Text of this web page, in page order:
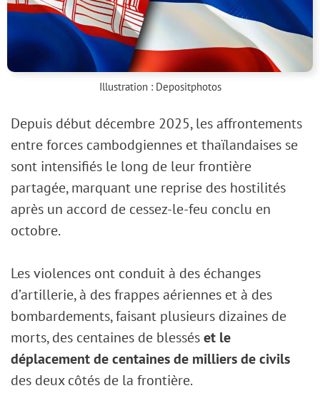
Illustration : Depositphotos
Depuis début décembre 2025, les affrontements
entre forces cambodgiennes et thaïlandaises se
sont intensifiés le long de leur frontière
partagée, marquant une reprise des hostilités
après un accord de cessez-le-feu conclu en
octobre.
Les violences ont conduit à des échanges
d’artillerie, à des frappes aériennes et à des
bombardements, faisant plusieurs dizaines de
morts, des centaines de blesséset le
déplacement de centaines de milliers de civils
des deux côtés de la frontière.